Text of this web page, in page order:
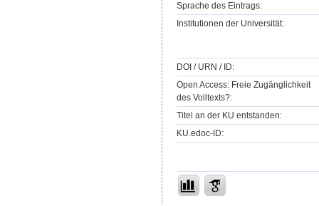
Sprache des Eintrags:
Institutionen der Universität:
DOI / URN / ID:
Open Access: Freie Zugänglichkeit
des Volltexts?:
Titel an der KU entstanden:
KU.edoc-ID: